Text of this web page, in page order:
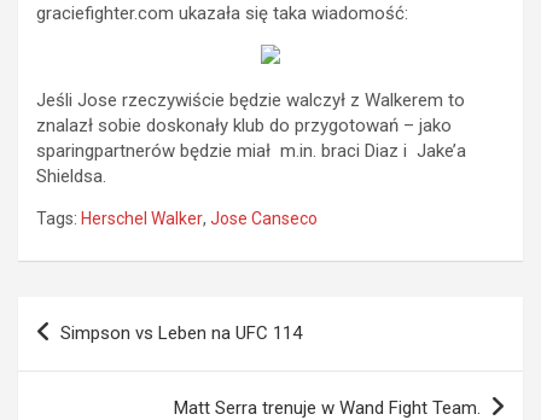
graciefighter.com ukazała się taka wiadomość:
Jeśli Jose rzeczywiście będzie walczył z Walkerem to
znalazł sobie doskonały klub do przygotowań – jako
sparingpartnerów będzie miał m.in. braci Diaz i Jake’a
Shieldsa.
Tags: Herschel Walker, Jose Canseco
Nawigacja
wpisu
Simpson vs Leben na UFC 114
Matt Serra trenuje w Wand Fight Team.